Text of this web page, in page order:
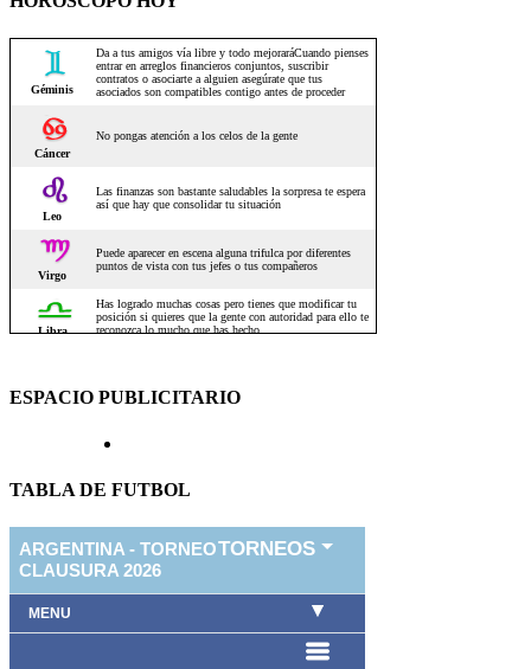
ESPACIO PUBLICITARIO
TABLA DE FUTBOL